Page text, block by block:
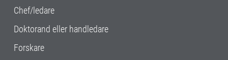
Chef/ledare
Doktorand eller handledare
Forskare